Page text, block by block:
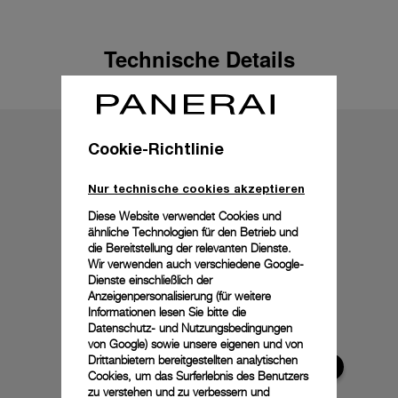
Technische Details
Cookie-Richtlinie
Nur technische cookies akzeptieren
Diese Website verwendet Cookies und
ähnliche Technologien für den Betrieb und
die Bereitstellung der relevanten Dienste.
Wir verwenden auch verschiedene Google-
Dienste einschließlich der
Anzeigenpersonalisierung (für weitere
Informationen lesen Sie bitte die
Datenschutz- und Nutzungsbedingungen
von Google) sowie unsere eigenen und von
Drittanbietern bereitgestellten analytischen
Cookies, um das Surferlebnis des Benutzers
zu verstehen und zu verbessern und